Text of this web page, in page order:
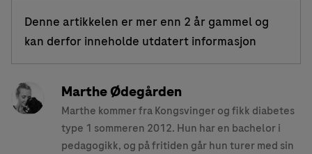
Denne artikkelen er mer enn 2 år gammel og
kan derfor inneholde utdatert informasjon
Marthe Ødegården
Marthe kommer fra Kongsvinger og fikk diabetes
type 1 sommeren 2012. Hun har en bachelor i
pedagogikk, og på fritiden går hun turer med sin